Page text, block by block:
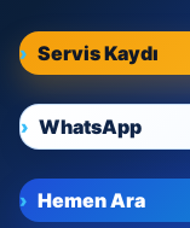
Servis Kaydı
WhatsApp
Hemen Ara